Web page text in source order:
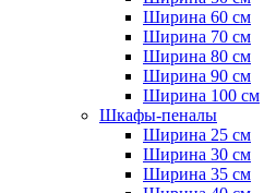
Ширина 60 см
Ширина 70 см
Ширина 80 см
Ширина 90 см
Ширина 100 см
Шкафы-пеналы
Ширина 25 см
Ширина 30 см
Ширина 35 см